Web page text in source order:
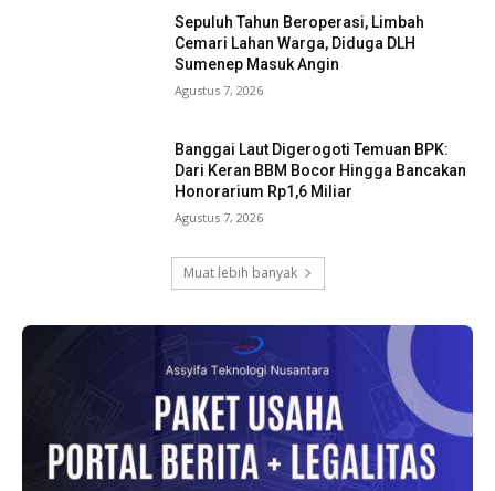
Sepuluh Tahun Beroperasi, Limbah
Cemari Lahan Warga, Diduga DLH
Sumenep Masuk Angin
Agustus 7, 2026
Banggai Laut Digerogoti Temuan BPK:
Dari Keran BBM Bocor Hingga Bancakan
Honorarium Rp1,6 Miliar
Agustus 7, 2026
Muat lebih banyak